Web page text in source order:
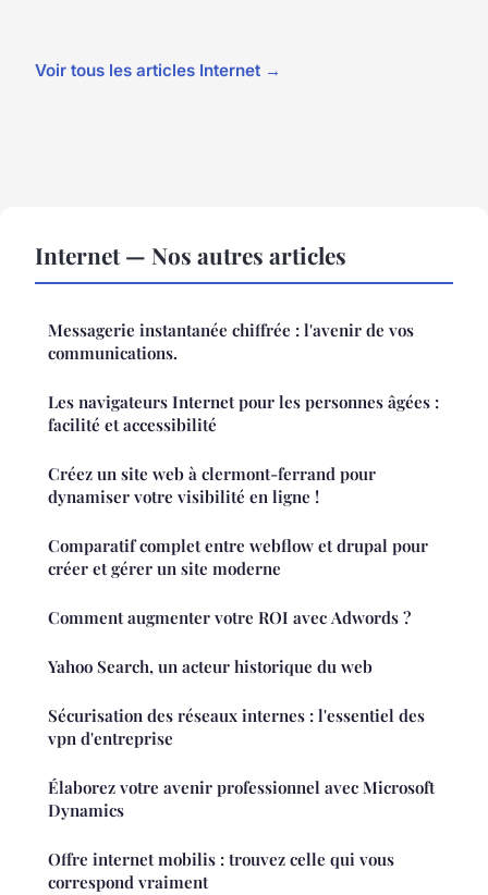
Voir tous les articles Internet →
Internet — Nos autres articles
Messagerie instantanée chiffrée : l'avenir de vos
communications.
Les navigateurs Internet pour les personnes âgées :
facilité et accessibilité
Créez un site web à clermont-ferrand pour
dynamiser votre visibilité en ligne !
Comparatif complet entre webflow et drupal pour
créer et gérer un site moderne
Comment augmenter votre ROI avec Adwords ?
Yahoo Search, un acteur historique du web
Sécurisation des réseaux internes : l'essentiel des
vpn d'entreprise
Élaborez votre avenir professionnel avec Microsoft
Dynamics
Offre internet mobilis : trouvez celle qui vous
correspond vraiment